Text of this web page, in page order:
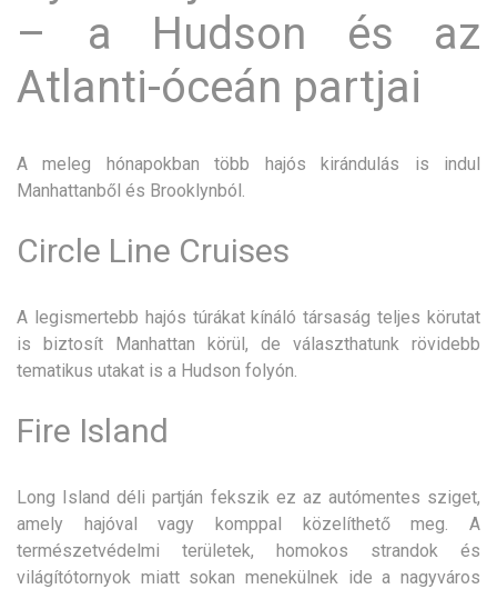
– a Hudson és az
Atlanti-óceán partjai
A meleg hónapokban több hajós kirándulás is indul
Manhattanből és Brooklynból.
Circle Line Cruises
A legismertebb hajós túrákat kínáló társaság teljes körutat
is biztosít Manhattan körül, de választhatunk rövidebb
tematikus utakat is a Hudson folyón.
Fire Island
Long Island déli partján fekszik ez az autómentes sziget,
amely hajóval vagy komppal közelíthető meg. A
természetvédelmi területek, homokos strandok és
világítótornyok miatt sokan menekülnek ide a nagyváros